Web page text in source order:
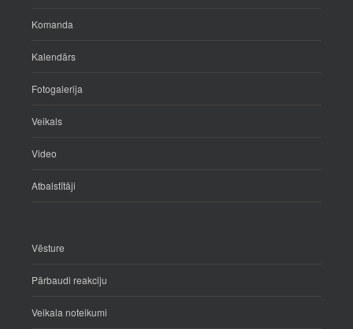
Komanda
Kalendārs
Fotogalerija
Veikals
Video
Atbalstītāji
Vēsture
Pārbaudi reakciju
Veikala noteikumi